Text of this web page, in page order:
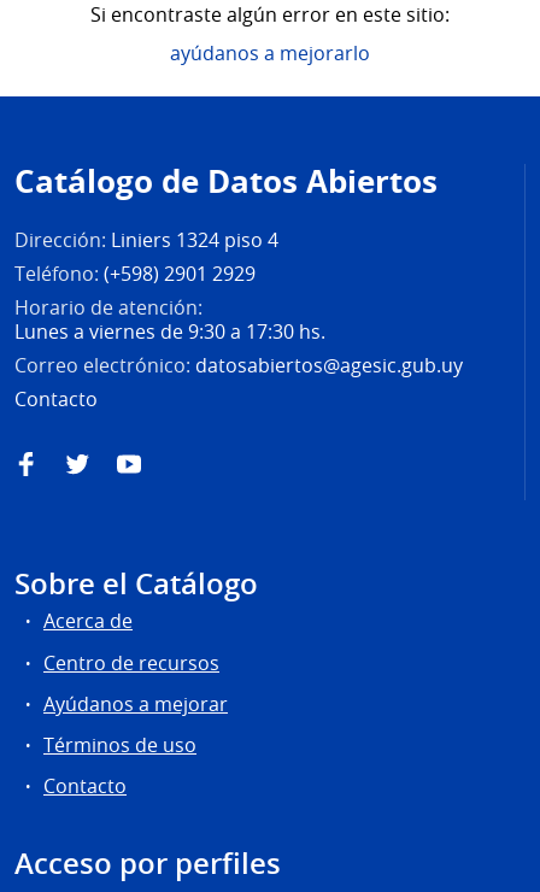
Si encontraste algún error en este sitio:
ayúdanos a mejorarlo
de
página
Catálogo de Datos Abiertos
Dirección: Liniers 1324 piso 4
Teléfono: (+598) 2901 2929
Horario de atención:
Lunes a viernes de 9:30 a 17:30 hs.
Correo electrónico: datosabiertos@agesic.gub.uy
Contacto
FacebookTwitterYouTube
Sobre el Catálogo
Acerca de
Centro de recursos
Ayúdanos a mejorar
Términos de uso
Contacto
Acceso por perfiles